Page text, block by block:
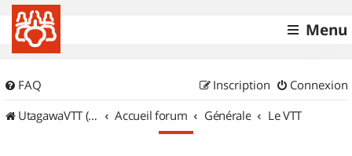
Menu
FAQ Connexion
Inscription
UtagawaVTT (Randos VTT et VTTAE avec traces GPS)
Accueil forum Générale Le VTT